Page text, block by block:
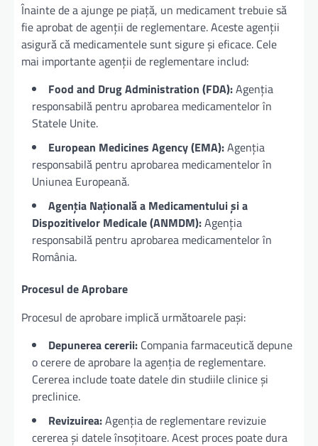
Înainte de a ajunge pe piață, un medicament trebuie să
fie aprobat de agenții de reglementare. Aceste agenții
asigură că medicamentele sunt sigure și eficace. Cele
mai importante agenții de reglementare includ:
Food and Drug Administration (FDA):Agenția
responsabilă pentru aprobarea medicamentelor în
Statele Unite.
European Medicines Agency (EMA):Agenția
responsabilă pentru aprobarea medicamentelor în
Uniunea Europeană.
Agenția Națională a Medicamentului și a
Dispozitivelor Medicale (ANMDM):Agenția
responsabilă pentru aprobarea medicamentelor în
România.
Procesul de Aprobare
Procesul de aprobare implică următoarele pași:
Depunerea cererii: Compania farmaceutică depune
o cerere de aprobare la agenția de reglementare.
Cererea include toate datele din studiile clinice și
preclinice.
Revizuirea:Agenția de reglementare revizuie
cererea și datele însoțitoare. Acest proces poate dura